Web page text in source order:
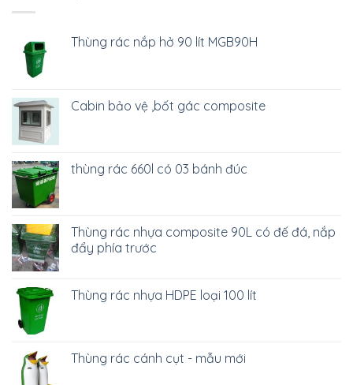
Thùng rác nắp hở 90 lít MGB90H
Cabin bảo vệ ,bốt gác composite
thùng rác 660l có 03 bánh đúc
Thùng rác nhựa composite 90L có đế đá, nắp
đẩy phía trước
Thùng rác nhựa HDPE loại 100 lít
Thùng rác cánh cụt - mẫu mới